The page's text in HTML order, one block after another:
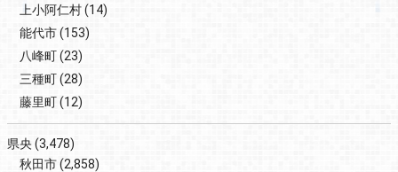
上小阿仁村(14)
能代市(153)
八峰町(23)
三種町(28)
藤里町(12)
県央(3,478)
秋田市(2,858)